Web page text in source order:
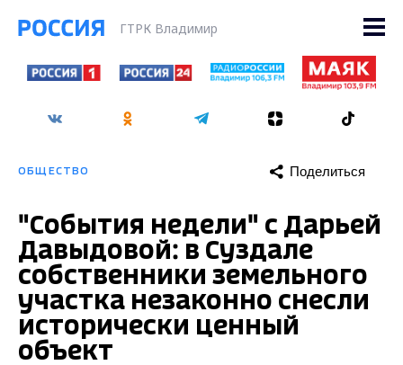
ГТРК Владимир
ОБЩЕСТВО Поделиться
"События недели" с Дарьей
Давыдовой: в Суздале
собственники земельного
участка незаконно снесли
исторически ценный
объект